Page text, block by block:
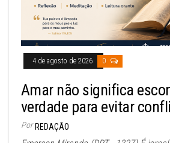
4 de agosto de 2026 0
Amar não significa
verdade para evitar
Por REDAÇÃO